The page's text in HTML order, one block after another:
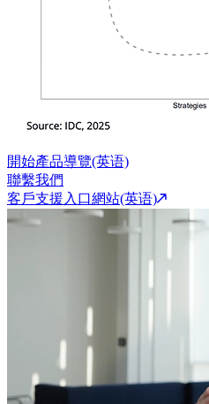
開始產品導覽(英语)
聯繫我們
客戶支援入口網站(英语)